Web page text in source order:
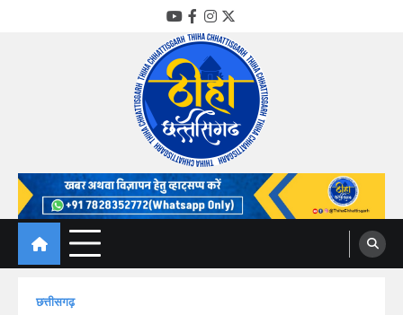
YouTube
Facebook
Instagram
Twitter
Thiha Chhattisgarh
गोठ जन-जन के
छत्तीसगढ़